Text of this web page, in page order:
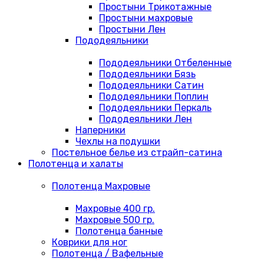
Простыни Трикотажные
Простыни махровые
Простыни Лен
Пододеяльники
Пододеяльники Отбеленные
Пододеяльники Бязь
Пододеяльники Сатин
Пододеяльники Поплин
Пододеяльники Перкаль
Пододеяльники Лен
Наперники
Чехлы на подушки
Постельное белье из страйп-сатина
Полотенца и халаты
Полотенца Махровые
Махровые 400 гр.
Махровые 500 гр.
Полотенца банные
Коврики для ног
Полотенца / Вафельные